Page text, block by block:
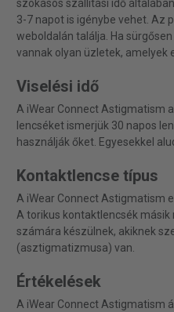
szokásos szállítási idő
3-7 napot is igénybe vehet. Az
weboldalán találja. Ha
vannak olyan üzletek, amelyek
Viselési idő
A iWear Connect Astigmatism
lencséket ismerjük 30 napos
használják őket. Egyesekkel
Kontaktlencse típus
A iWear Connect Astigmatism
A torikus kontaktlencsék
számára készülnek, akiknek
(asztigmatizmusa) van.
Értékelések
A iWear Connect Astigmatism